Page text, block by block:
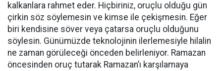
kalkanlara rahmet eder. Hiçbiriniz, oruçlu olduğu gün
çirkin söz söylemesin ve kimse ile çekişmesin. Eğer
biri kendisine söver veya çatarsa oruçlu olduğunu
söylesin. Günümüzde teknolojinin ilerlemesiyle hilalin
ne zaman görüleceği önceden belirleniyor. Ramazan
öncesinden oruç tutarak Ramazan’ı karşılamaya